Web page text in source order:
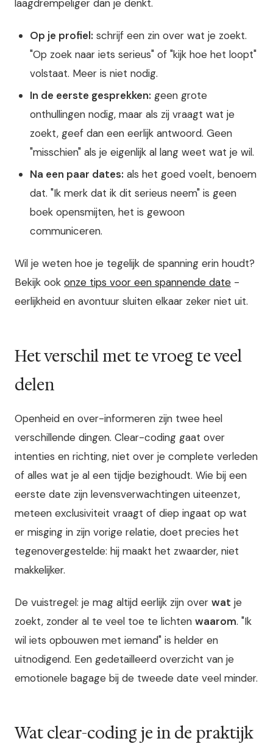
laagdrempeliger dan je denkt.
Op je profiel: schrijf een zin over wat je zoekt.
"Op zoek naar iets serieus" of "kijk hoe het loopt"
volstaat. Meer is niet nodig.
In de eerste gesprekken: geen grote
onthullingen nodig, maar als zij vraagt wat je
zoekt, geef dan een eerlijk antwoord. Geen
"misschien" als je eigenlijk al lang weet wat je wil.
Na een paar dates: als het goed voelt, benoem
dat. "Ik merk dat ik dit serieus neem" is geen
boek opensmijten, het is gewoon
communiceren.
Wil je weten hoe je tegelijk de spanning erin houdt?
Bekijk ook onze tips voor een spannende date -
eerlijkheid en avontuur sluiten elkaar zeker niet uit.
Het verschil met te vroeg te veel
delen
Openheid en over-informeren zijn twee heel
verschillende dingen. Clear-coding gaat over
intenties en richting, niet over je complete verleden
of alles wat je al een tijdje bezighoudt. Wie bij een
eerste date zijn levensverwachtingen uiteenzet,
meteen exclusiviteit vraagt of diep ingaat op wat
er misging in zijn vorige relatie, doet precies het
tegenovergestelde: hij maakt het zwaarder, niet
makkelijker.
De vuistregel: je mag altijd eerlijk zijn over wat je
zoekt, zonder al te veel toe te lichten waarom. "Ik
wil iets opbouwen met iemand" is helder en
uitnodigend. Een gedetailleerd overzicht van je
emotionele bagage bij de tweede date veel minder.
Wat clear-coding je in de praktijk